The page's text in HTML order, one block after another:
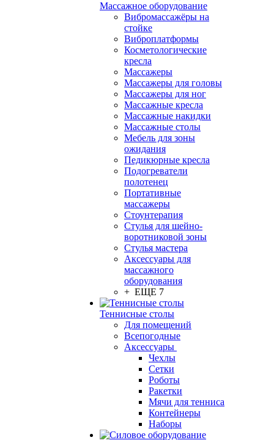
Массажное оборудование
Вибромассажёры на
стойке
Виброплатформы
Косметологические
кресла
Массажеры
Массажеры для головы
Массажеры для ног
Массажные кресла
Массажные накидки
Массажные столы
Мебель для зоны
ожидания
Педикюрные кресла
Подогреватели
полотенец
Портативные
массажеры
Стоунтерапия
Стулья для шейно-
воротниковой зоны
Стулья мастера
Аксессуары для
массажного
оборудования
+ ЕЩЕ 7
Теннисные столы
Для помещений
Всепогодные
Аксессуары
Чехлы
Сетки
Роботы
Ракетки
Мячи для тенниса
Контейнеры
Наборы